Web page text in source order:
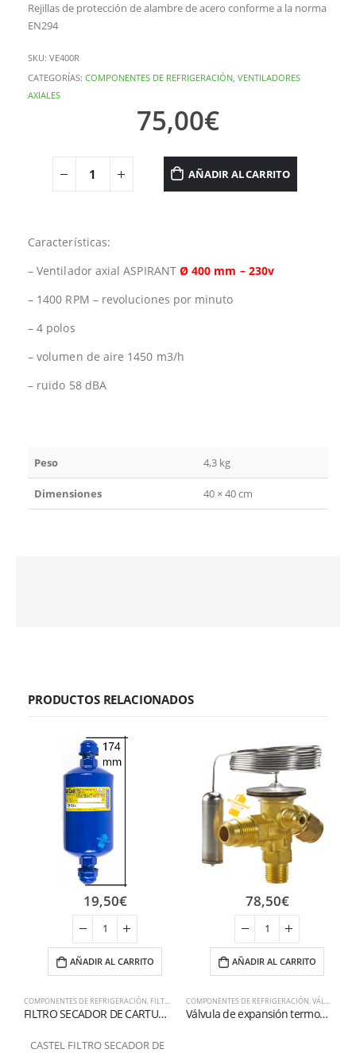
Rejillas de protección de alambre de acero conforme a la norma
EN294
SKU: VE400R
CATEGORÍAS: COMPONENTES DE REFRIGERACIÓN, VENTILADORES
AXIALES
75,00€
AÑADIR AL CARRITO
Características:
– Ventilador axial ASPIRANT Ø 400 mm – 230v
– 1400 RPM – revoluciones por minuto
– 4 polos
– volumen de aire 1450 m3/h
– ruido 58 dBA
Peso 4,3 kg
Dimensiones 40 × 40 cm
PRODUCTOS RELACIONADOS
COMPONENTES DE REFRIGERACIÓN, FILTROS
FILTRO SECADOR DE CARTUCHO SÓLIDO CON 100% DE TAMICES MOLECULARES 1/2
CASTEL FILTRO SECADOR DE
19,50€
AÑADIR AL CARRITO
COMPONENTES DE REFRIGERACIÓN,VÁLVULAS DE EXPANSIÓN
Válvula de expansión termostática serie TEZ2 R407C
78,50€
AÑADIR AL CARRITO